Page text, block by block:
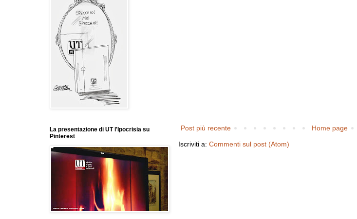
Post più recente Home page
Iscriviti a: Commenti sul post (Atom)
La presentazione di UT l'Ipocrisia su
Pinterest